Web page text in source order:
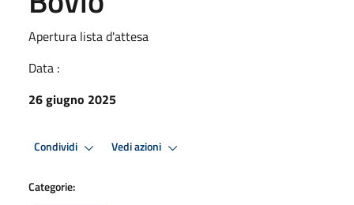
Apertura lista d'attesa
Data :
26 giugno 2025
Condividi Vedi azioni
Categorie: